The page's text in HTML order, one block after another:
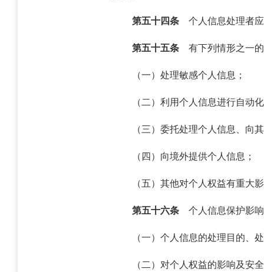
第五十四条个人信息处理者应
第五十五条有下列情形之一的
（一）处理敏感个人信息；
（二）利用个人信息进行自动
（三）委托处理个人信息、向
（四）向境外提供个人信息；
（五）其他对个人权益有重大
第五十六条个人信息保护影响
（一）个人信息的处理目的、
（二）对个人权益的影响及安